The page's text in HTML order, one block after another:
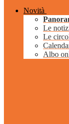
Novità
Le
Le
Albo